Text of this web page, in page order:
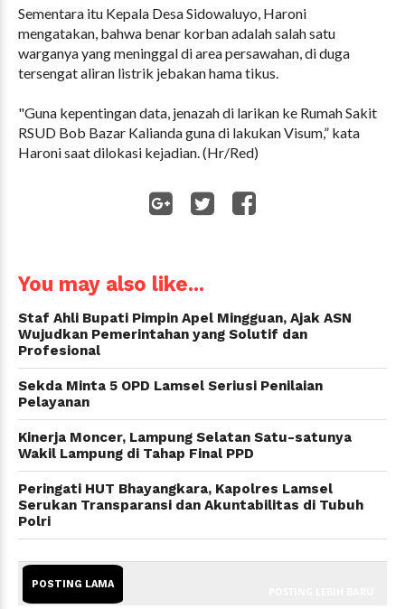
Sementara itu Kepala Desa Sidowaluyo, Haroni
mengatakan, bahwa benar korban adalah salah satu
warganya yang meninggal di area persawahan, di duga
tersengat aliran listrik jebakan hama tikus.
"Guna kepentingan data, jenazah di larikan ke Rumah Sakit
RSUD Bob Bazar Kalianda guna di lakukan Visum,” kata
Haroni saat dilokasi kejadian. (Hr/Red)
You may also like...
Staf Ahli Bupati Pimpin Apel Mingguan, Ajak ASN
Wujudkan Pemerintahan yang Solutif dan
Profesional
Sekda Minta 5 OPD Lamsel Seriusi Penilaian
Pelayanan
Kinerja Moncer, Lampung Selatan Satu-satunya
Wakil Lampung di Tahap Final PPD
Peringati HUT Bhayangkara, Kapolres Lamsel
Serukan Transparansi dan Akuntabilitas di Tubuh
Polri
POSTING LAMA